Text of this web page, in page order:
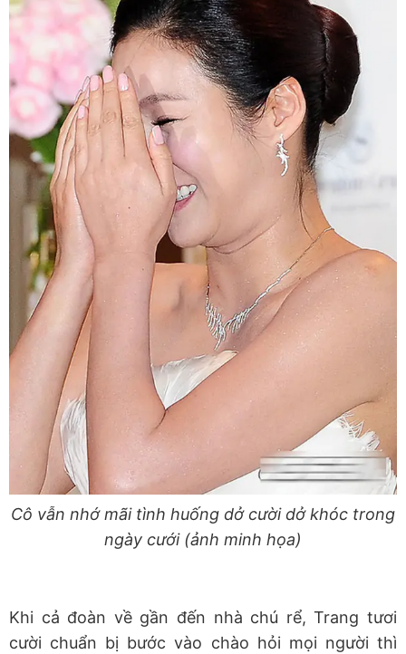
Cô vẫn nhớ mãi tình huống dở cười dở khóc trong
ngày cưới (ảnh minh họa)
Khi cả đoàn về gần đến nhà chú rể, Trang tươi
cười chuẩn bị bước vào chào hỏi mọi người thì